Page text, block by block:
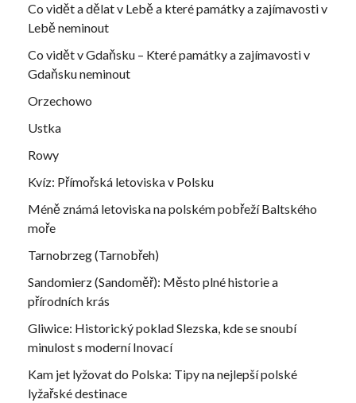
Co vidět a dělat v Lebě a které památky a zajímavosti v
Lebě neminout
Co vidět v Gdaňsku – Které památky a zajímavosti v
Gdaňsku neminout
Orzechowo
Ustka
Rowy
Kvíz: Přímořská letoviska v Polsku
Méně známá letoviska na polském pobřeží Baltského
moře
Tarnobrzeg (Tarnobřeh)
Sandomierz (Sandoměř): Město plné historie a
přírodních krás
Gliwice: Historický poklad Slezska, kde se snoubí
minulost s moderní Inovací
Kam jet lyžovat do Polska: Tipy na nejlepší polské
lyžařské destinace